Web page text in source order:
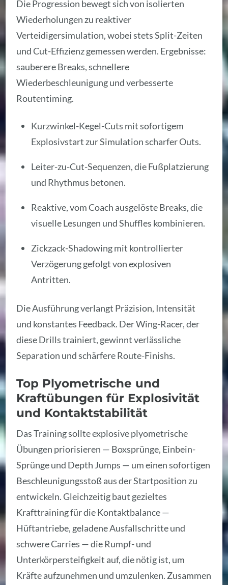
Die Progression bewegt sich von isolierten
Wiederholungen zu reaktiver
Verteidigersimulation, wobei stets Split-Zeiten
und Cut-Effizienz gemessen werden. Ergebnisse:
sauberere Breaks, schnellere
Wiederbeschleunigung und verbesserte
Routentiming.
Kurzwinkel-Kegel-Cuts mit sofortigem
Explosivstart zur Simulation scharfer Outs.
Leiter-zu-Cut-Sequenzen, die Fußplatzierung
und Rhythmus betonen.
Reaktive, vom Coach ausgelöste Breaks, die
visuelle Lesungen und Shuffles kombinieren.
Zickzack-Shadowing mit kontrollierter
Verzögerung gefolgt von explosiven
Antritten.
Die Ausführung verlangt Präzision, Intensität
und konstantes Feedback. Der Wing-Racer, der
diese Drills trainiert, gewinnt verlässliche
Separation und schärfere Route-Finishs.
Top Plyometrische und
Kraftübungen für Explosivität
und Kontaktstabilität
Das Training sollte explosive plyometrische
Übungen priorisieren — Boxsprünge, Einbein-
Sprünge und Depth Jumps — um einen sofortigen
Beschleunigungsstoß aus der Startposition zu
entwickeln. Gleichzeitig baut gezieltes
Krafttraining für die Kontaktbalance —
Hüftantriebe, geladene Ausfallschritte und
schwere Carries — die Rumpf- und
Unterkörpersteifigkeit auf, die nötig ist, um
Kräfte aufzunehmen und umzulenken. Zusammen